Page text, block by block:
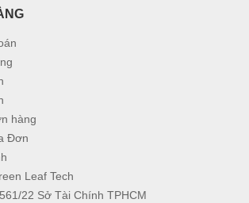
hàng
Đơn
Leaf Tech
22 Sở Tài Chính TPHCM